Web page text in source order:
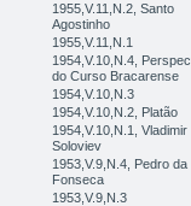
1955,V.11,N.2, Santo
Agostinho
1955,V.11,N.1
1954,V.10,N.4,
do Curso Bracarense
1954,V.10,N.3
1954,V.10,N.2, Platão
1954,V.10,N.1, Vladimir
Soloviev
1953,V.9,N.4, Pedro da
Fonseca
1953,V.9,N.3